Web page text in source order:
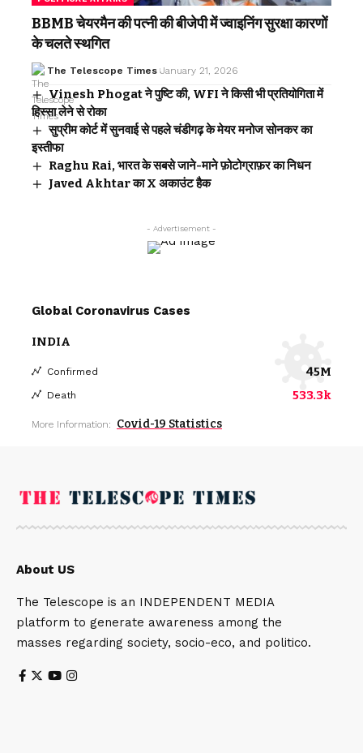
BBMB चेयरमैन की पत्नी की बीजेपी में ज्वाइनिंग सुरक्षा कारणों
के चलते स्थगित
The Telescope Times January 21, 2026
Vinesh Phogat ने पुष्टि की, WFI ने किसी भी प्रतियोगिता में
हिस्सा लेने से रोका
सुप्रीम कोर्ट में सुनवाई से पहले चंडीगढ़ के मेयर मनोज सोनकर का
इस्तीफा
Raghu Rai, भारत के सबसे जाने-माने फ़ोटोग्राफ़र का निधन
Javed Akhtar का X अकाउंट हैक
- Advertisement -
Global Coronavirus Cases
INDIA
Confirmed 45M
Death 533.3k
More Information: Covid-19 Statistics
About US
The Telescope is an INDEPENDENT MEDIA
platform to generate awareness among the
masses regarding society, socio-eco, and politico.